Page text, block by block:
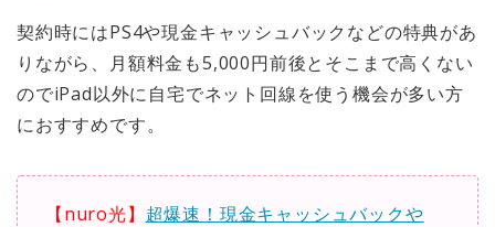
契約時にはPS4や現金キャッシュバックなどの特典があ
りながら、月額料金も5,000円前後とそこまで高くない
のでiPad以外に自宅でネット回線を使う機会が多い方
におすすめです。
【nuro光】 超爆速！現金キャッシュバックや